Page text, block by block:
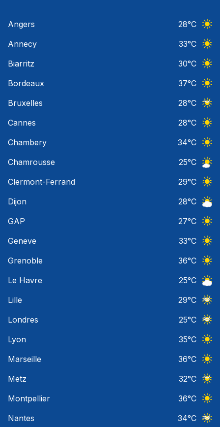
Angers 28°C
Annecy
33°C
Biarritz
30°C
Bordeaux
37°C
Bruxelles
28°C
Cannes
28°C
Chambery
34°C
Chamrousse
25°C
Clermont-Ferrand
29°C
Dijon
28°C
GAP
27°C
Geneve
33°C
Grenoble
36°C
Le Havre
25°C
Lille
29°C
Londres
25°C
Lyon
35°C
Marseille
36°C
Metz
32°C
Montpellier
36°C
Nantes
34°C